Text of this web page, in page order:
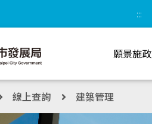
:::
願景施政
線上查詢 建築管理